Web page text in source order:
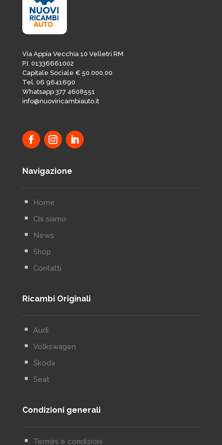
Via Appia Vecchia 10 Velletri RM
P.I. 01336661002
Capitale Sociale € 50.000,00
Tel. 06 9641690
Whatsapp 377 4608551
info@nuoviricambiauto.it
Navigazione
^ Home
^ Chi siamo
^ News
^ Shop
^ Contatti
Ricambi Originali
^ Audi
^ Volkswagen
^ Škoda
^ Seat
Condizioni generali
^ Termini e condizioni